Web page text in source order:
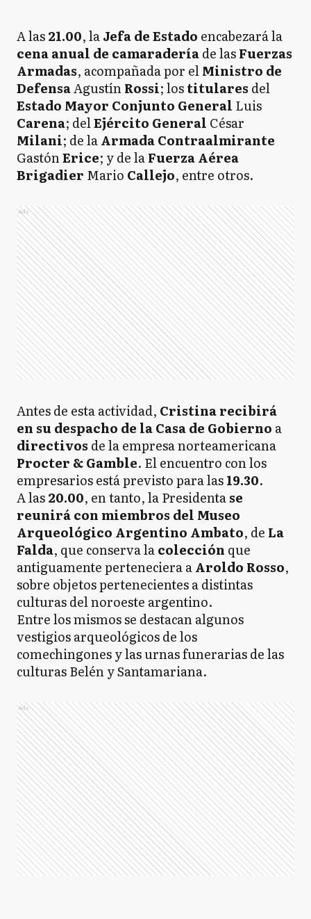
A las21.00, laJefa de Estado encabezará la
cena anual de camaraderíade lasFuerzas
Armadas, acompañada por elMinistro de
DefensaAgustínRossi; lostitulares del
Estado Mayor Conjunto General Luis
Carena; delEjército General César
Milani; de laArmada Contraalmirante
GastónErice; y de laFuerza Aérea
Brigadier Mario Callejo, entre otros.
Ads
Antes de esta actividad, Cristina recibirá
en su despacho de la Casa de Gobierno a
directivos de la empresa norteamericana
Procter & Gamble. El encuentro con los
empresarios está previsto para las19.30.
A las20.00, en tanto, la Presidentase
reunirá con miembros del Museo
Arqueológico Argentino Ambato, de La
Falda, que conserva lacolección que
antiguamente perteneciera aAroldo Rosso,
sobre objetos pertenecientes a distintas
culturas del noroeste argentino.
Entre los mismos se destacan algunos
vestigios arqueológicos de los
comechingones y las urnas funerarias de las
culturas Belén y Santamariana.
Ads